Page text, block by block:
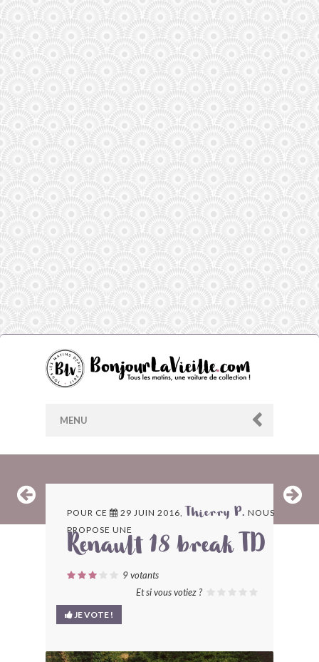
MENU
ARCHIVES
LES CONTRIBUTEURS
LE BLOG
BONJOURLAVIEILLE ?
POUR CE 29 JUIN 2016, Thierry P. NOUS
PROPOSE UNE
Renault 18 break TD
9votants
Et si vous votiez ?
JE VOTE !